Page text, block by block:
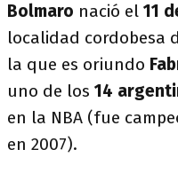
Bolmaro nació el 11
localidad cordobesa
la que es oriundo
uno de los 14
en la NBA (fue
en 2007).